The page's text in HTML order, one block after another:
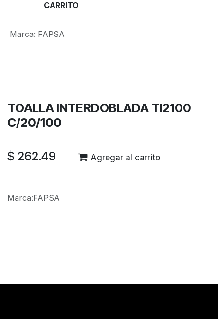
CARRITO
Marca: FAPSA
TOALLA INTERDOBLADA TI2100
C/20/100
$ 262.49 Agregar al carrito
Marca:FAPSA